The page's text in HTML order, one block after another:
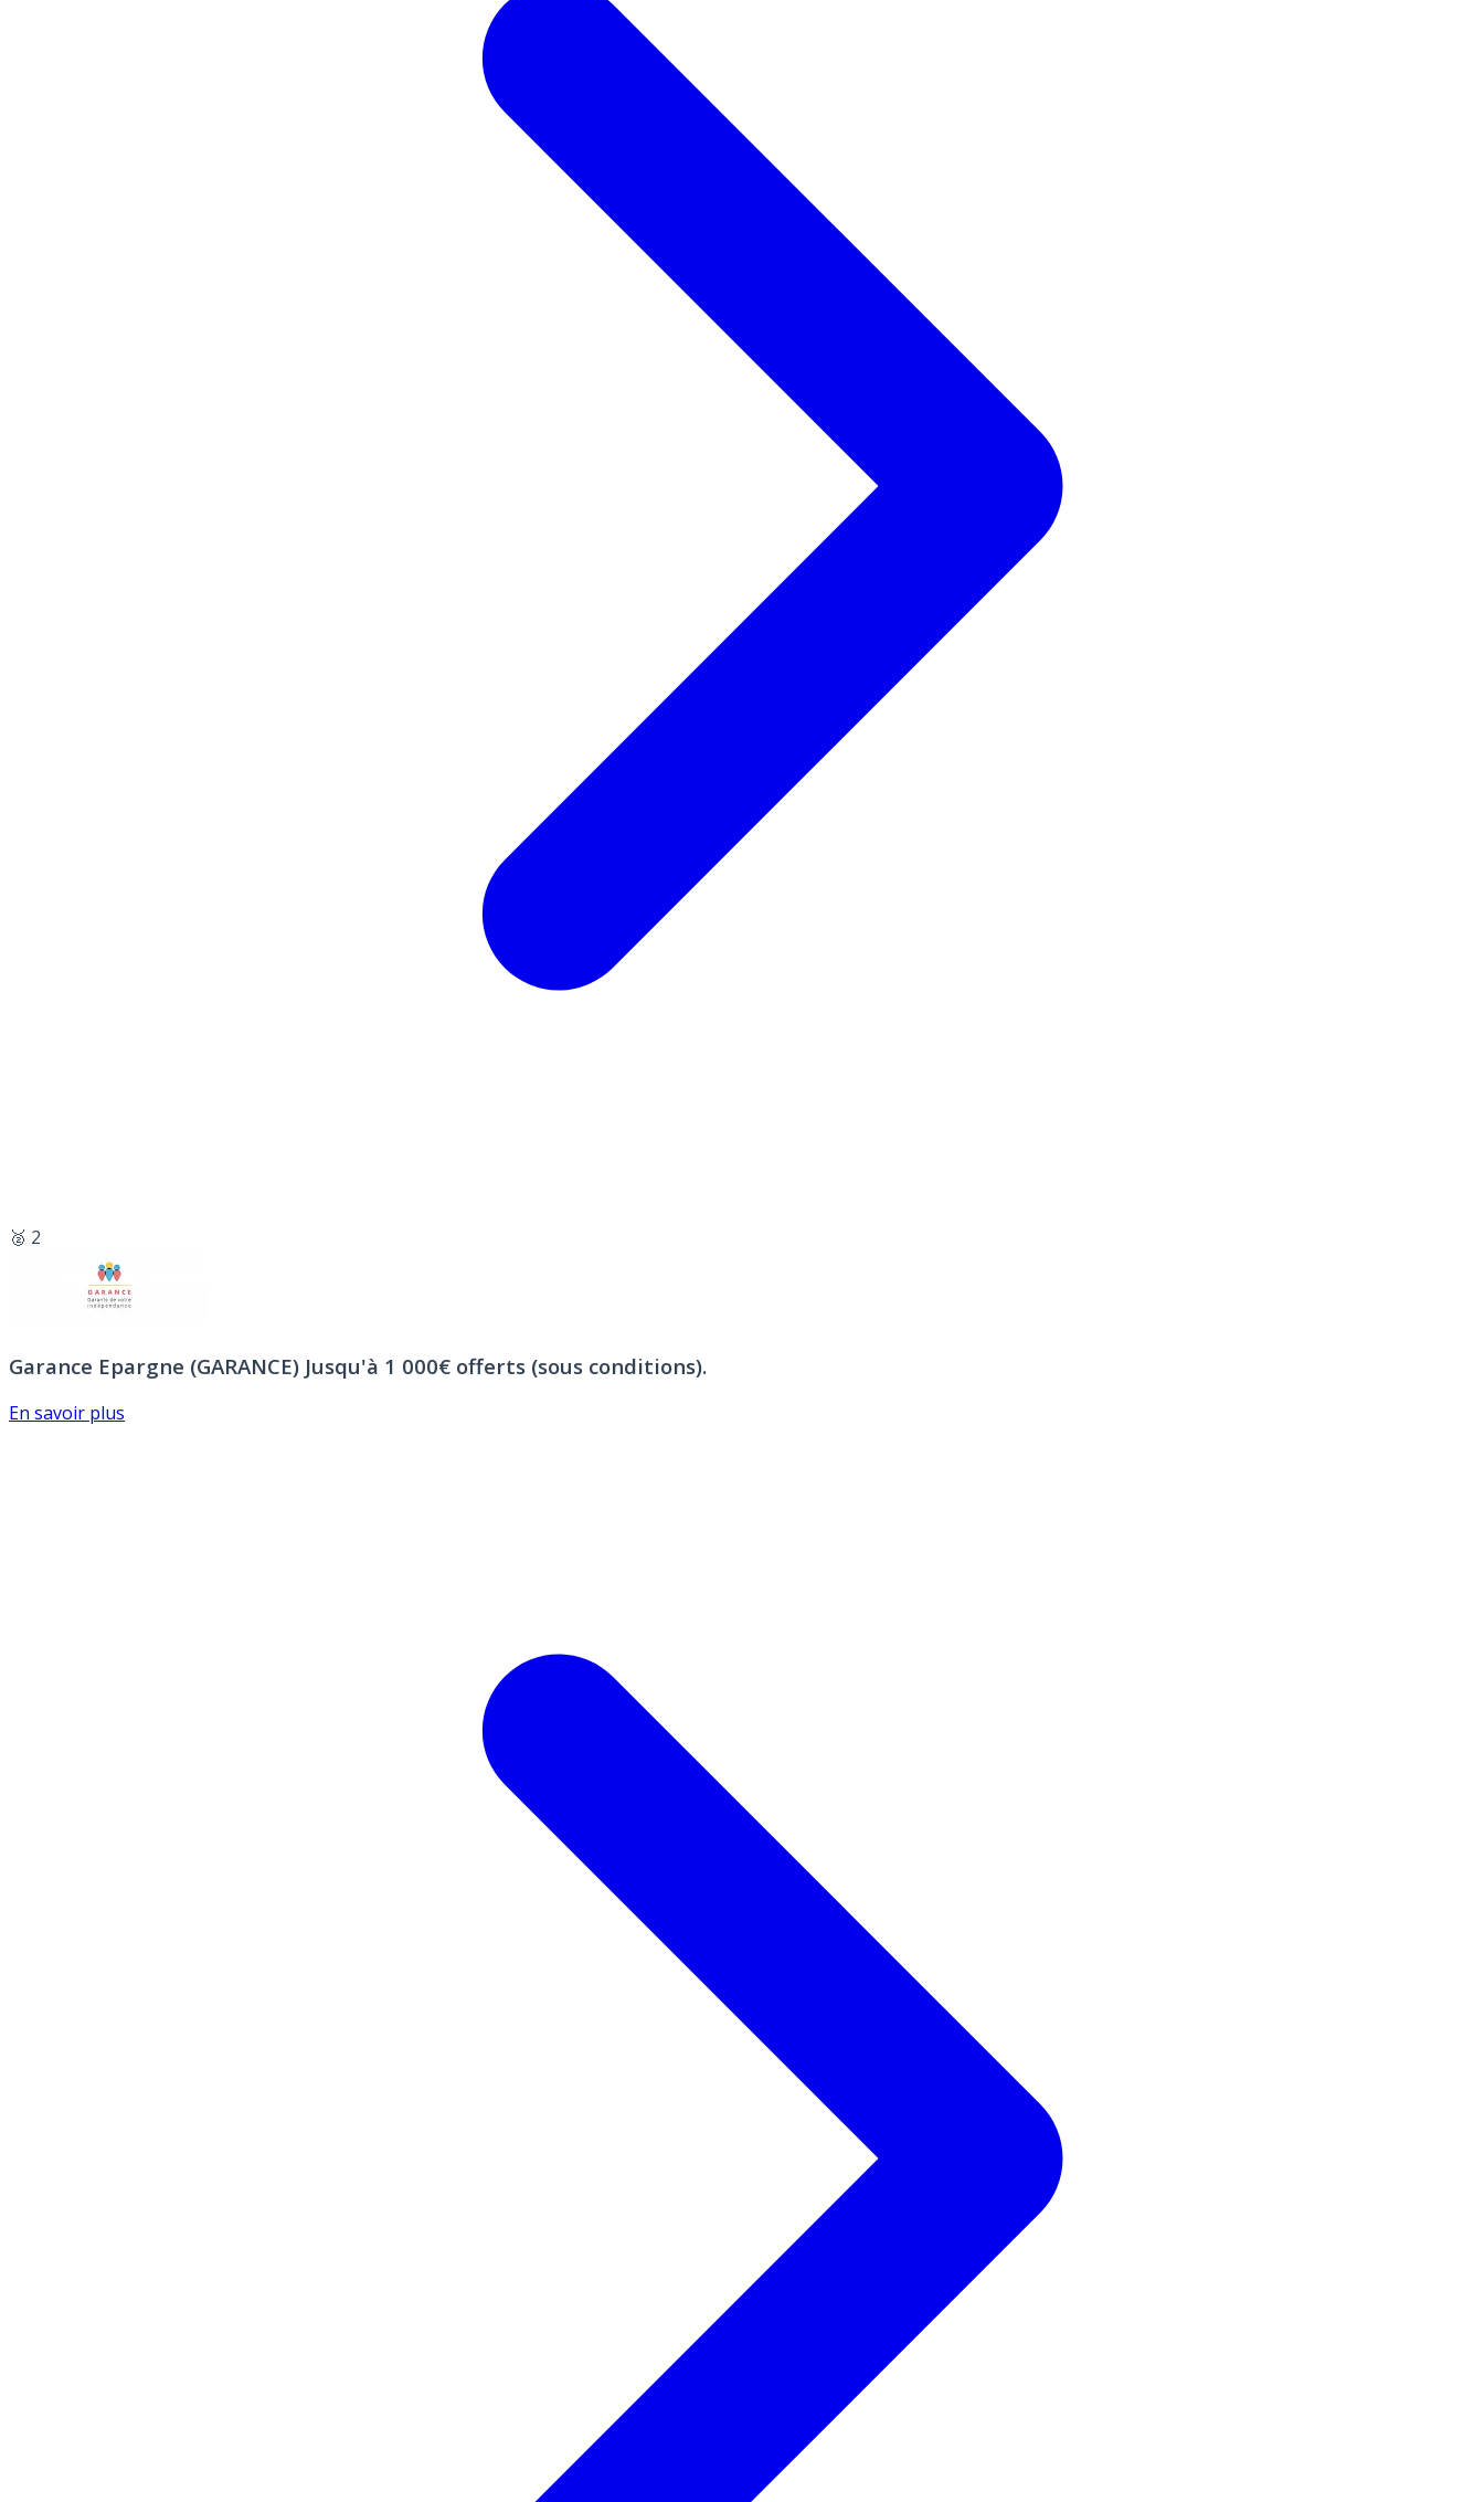
🥈 2
Garance Epargne (GARANCE) Jusqu'à 1 000€ offerts (sous conditions).
En savoir plus